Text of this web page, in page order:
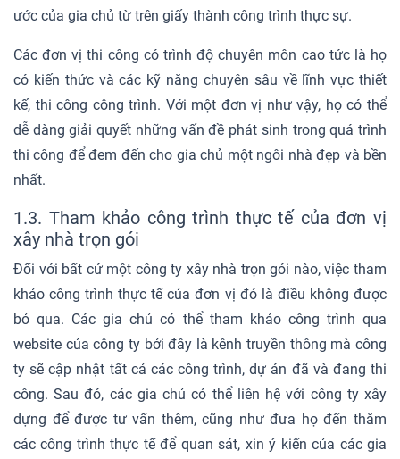
ước của gia chủ từ trên giấy thành công trình thực sự.
Các đơn vị thi công có trình độ chuyên môn cao tức là họ
có kiến thức và các kỹ năng chuyên sâu về lĩnh vực thiết
kế, thi công công trình. Với một đơn vị như vậy, họ có thể
dễ dàng giải quyết những vấn đề phát sinh trong quá trình
thi công để đem đến cho gia chủ một ngôi nhà đẹp và bền
nhất.
1.3. Tham khảo công trình thực tế của đơn vị
xây nhà trọn gói
Đối với bất cứ một công ty xây nhà trọn gói nào, việc tham
khảo công trình thực tế của đơn vị đó là điều không được
bỏ qua. Các gia chủ có thể tham khảo công trình qua
website của công ty bởi đây là kênh truyền thông mà công
ty sẽ cập nhật tất cả các công trình, dự án đã và đang thi
công. Sau đó, các gia chủ có thể liên hệ với công ty xây
dựng để được tư vấn thêm, cũng như đưa họ đến thăm
các công trình thực tế để quan sát, xin ý kiến của các gia